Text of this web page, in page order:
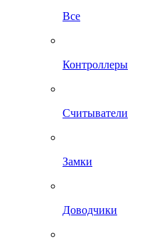
Все
Контроллеры
Считыватели
Замки
Доводчики